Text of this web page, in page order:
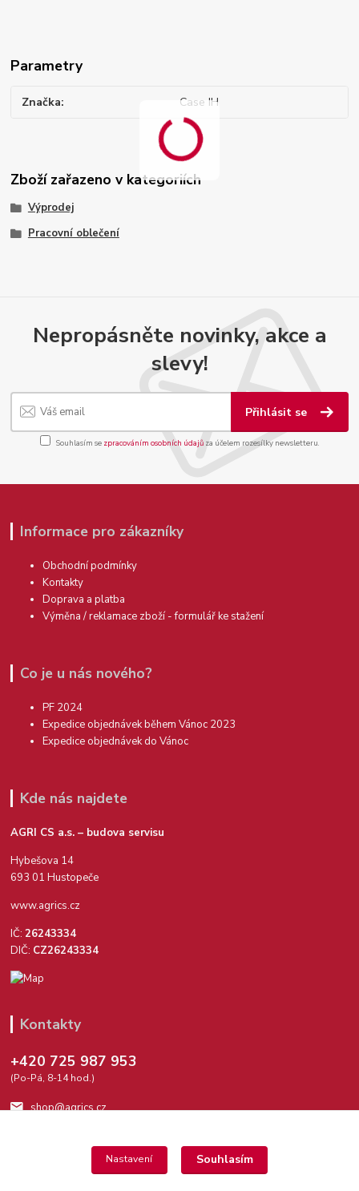
Parametry
Značka Case IH
Zboží zařazeno v kategoriích
Výprodej
Pracovní oblečení
Nepropásněte novinky, akce a
slevy!
Přihlásit se
Souhlasím se zpracováním osobních údajůza účelem rozesílky newsletteru.
Informace pro zákazníky
Obchodní podmínky
Kontakty
Doprava a platba
Výměna / reklamace zboží - formulář ke stažení
Co je u nás nového?
PF 2024
Expedice objednávek během Vánoc 2023
Expedice objednávek do Vánoc
Kde nás najdete
AGRI CS a.s. – budova servisu
Hybešova 14
693 01 Hustopeče
www.agrics.cz
IČ:26243334
DIČ: CZ26243334
Kontakty
+420 725 987 953
(Po-Pá, 8-14 hod.)
shop@agrics.cz
Nastavení Souhlasím